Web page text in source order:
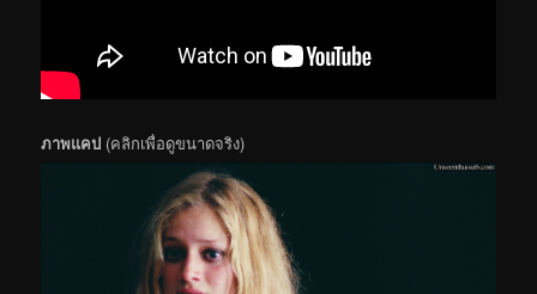
ภาพแคป (คลิกเพื่อดูขนาดจริง)